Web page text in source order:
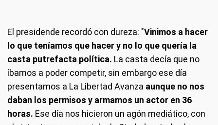
El presidende recordó con dureza: "Vinimos a hacer
lo que teníamos que hacer y no lo que quería la
casta putrefacta política. La casta decía que no
íbamos a poder competir, sin embargo ese día
presentamos a La Libertad Avanza aunque no nos
daban los permisos y armamos un actor en 36
horas. Ese día nos hicieron un agón mediático, con